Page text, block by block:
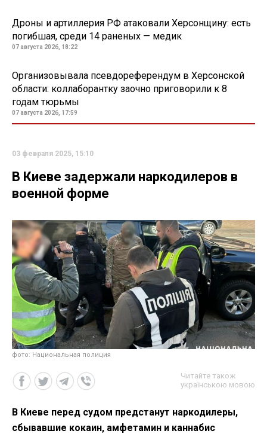
Дроны и артиллерия РФ атаковали Херсонщину: есть
погибшая, среди 14 раненых — медик
07 августа 2026, 18:22
Организовывала псевдореферендум в Херсонской
области: коллаборантку заочно приговорили к 8
годам тюрьмы
07 августа 2026, 17:59
03 февраля 2025, 15:10
В Киеве задержали наркодилеров в
военной форме
фото: Национальная полиция
Читайте також
українською мовою
В Киеве перед судом предстанут наркодилеры,
сбывавшие кокаин, амфетамин и каннабис